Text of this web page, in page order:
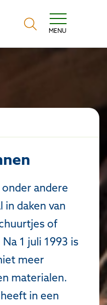
MENU
andere
in daken van
of
1 juli 1993 is
meer
materialen.
in een